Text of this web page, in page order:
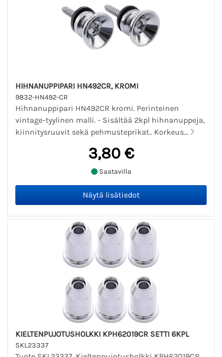
HIHNANUPPIPARI HN492CR, KROMI
9832-HN492-CR
Hihnanuppipari HN492CR kromi. Perinteinen
vintage-tyylinen malli. - Sisältää 2kpl hihnanuppeja,
kiinnitysruuvit sekä pehmusteprikat.. Korkeus...
3,80 €
Saatavilla
KIELTENPUJOTUSHOLKKI KPH62019CR SETTI 6KPL
SKL23337